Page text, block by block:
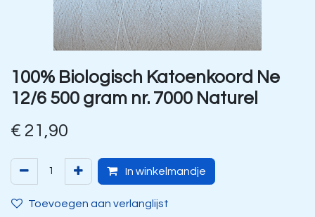
100% Biologisch Katoenkoord Ne
12/6 500 gram nr. 7000 Naturel
€ 21,90
In winkelmandje
Toevoegen aan verlanglijst